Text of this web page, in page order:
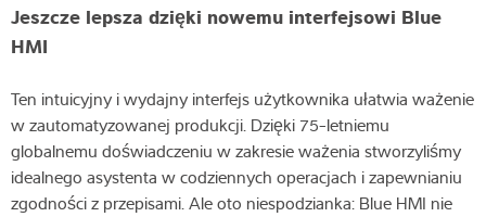
Jeszcze lepsza dzięki nowemu interfejsowi Blue
HMI
Ten intuicyjny i wydajny interfejs użytkownika ułatwia ważenie
w zautomatyzowanej produkcji. Dzięki 75-letniemu
globalnemu doświadczeniu w zakresie ważenia stworzyliśmy
idealnego asystenta w codziennych operacjach i zapewnianiu
zgodności z przepisami. Ale oto niespodzianka: Blue HMI nie